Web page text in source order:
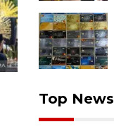
Top News